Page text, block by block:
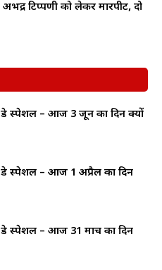
टिप्पणी को लेकर मारपीट, दो
डे स्पेशल – आज 3 जून का दिन क्यों
डे स्पेशल – आज 1 अप्रैल का दिन
स्पेशल – आज 31 मार्च का दिन